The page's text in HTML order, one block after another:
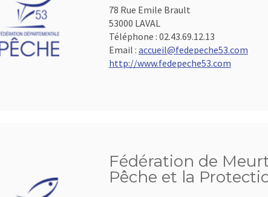
78 Rue Emile Brault
53000 LAVAL
Téléphone : 02.43.69.12.13
Email : accueil@fedepeche53.com
http://www.fedepeche53.com
Fédération de
Pêche et la